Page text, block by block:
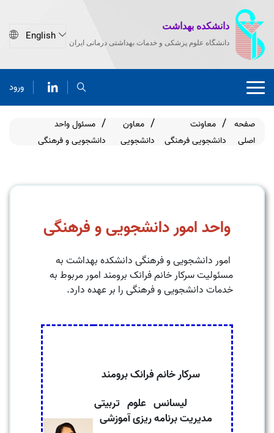
دانشکده بهداشت
دانشگاه علوم پزشکی و خدمات بهداشتی درمانی ایران
ورود
صفحه
اصلی
معاونت
دانشجویی فرهنگی
معاون
دانشجویی
مسئول واحد
دانشجویی و فرهنگی
واحد امور دانشجویی و فرهنگی
امور دانشجویی و فرهنگی دانشکده بهداشت به
مسئولیتسرکار خانم فرانک برومندامور مربوط به
خدمات دانشجویی و فرهنگی را بر عهده دارد.
سرکار خانم فرانک برومند
لیسانس علوم تربیتی
مدیریت برنامه ریزی آموزشی